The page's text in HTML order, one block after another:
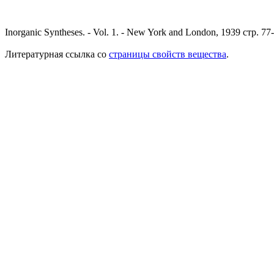
Inorganic Syntheses. - Vol. 1. - New York and London, 1939 стр.
Литературная ссылка со страницы свойств вещества.